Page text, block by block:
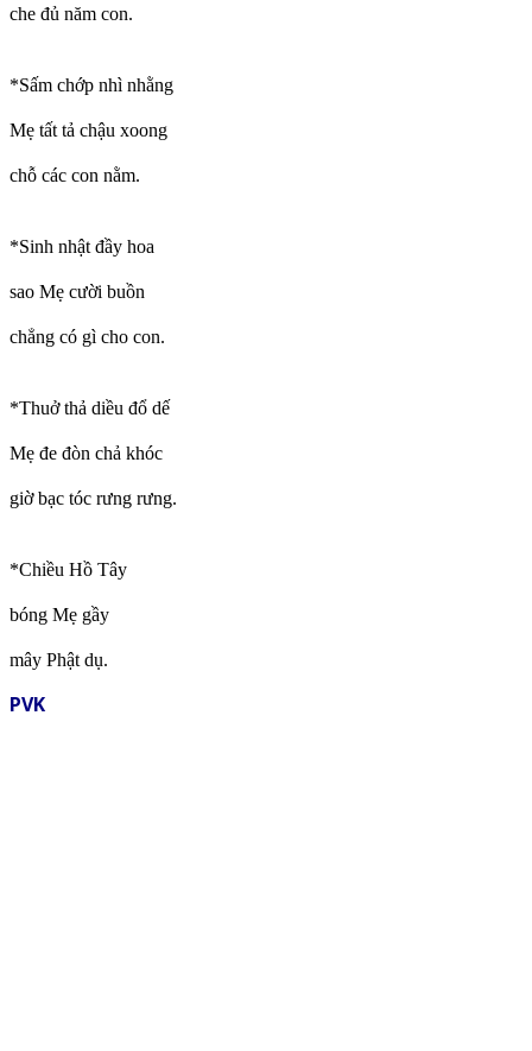
che đủ năm con.
*Sấm chớp nhì nhằng
Mẹ tất tả chậu xoong
chỗ các con nằm.
*Sinh nhật đầy hoa
sao Mẹ cười buồn
chẳng có gì cho con.
*Thuở thả diều đổ dế
Mẹ đe đòn chả khóc
giờ bạc tóc rưng rưng.
*Chiều Hồ Tây
bóng Mẹ gầy
mây Phật dụ.
PVK